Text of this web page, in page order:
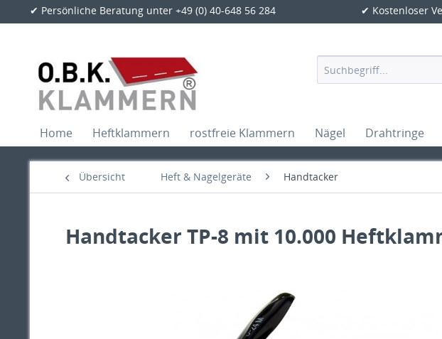
✔ Persönliche Beratung unter +49 (0) 40-648 56 284 ✔ Kostenloser
Home Heftklammern rostfreie Klammern Nägel Drahtringe
Übersicht Heft & Nagelgeräte Handtacker
Handtacker TP-8 mit 10.000